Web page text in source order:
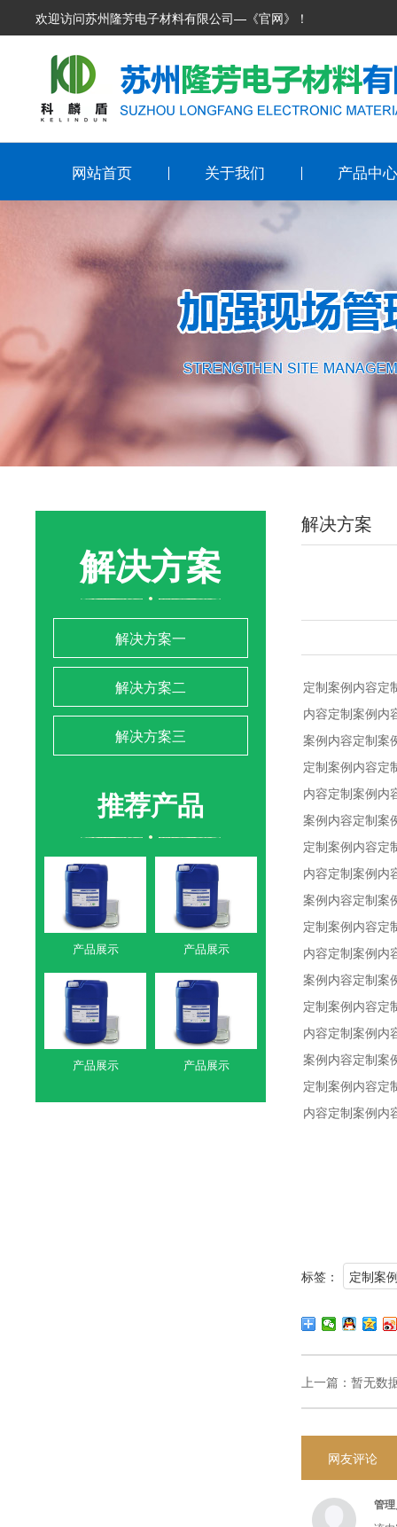
欢迎访问苏州隆芳电子材料有限公司—《官网》！
网站首页 关于我们 产品中心
解决方案
解决方案一
解决方案二
解决方案三
推荐产品
产品展示 产品展示
产品展示 产品展示
解决方案
定制案例内容定
内容定制案例内
案例内容定制案
定制案例内容定
内容定制案例内
案例内容定制案
定制案例内容定
内容定制案例内
案例内容定制案
定制案例内容定
内容定制案例内
案例内容定制案
定制案例内容定
内容定制案例内
案例内容定制案
定制案例内容定
内容定制案例内
标签： 定制案
上一篇： 暂无数
网友评论
管